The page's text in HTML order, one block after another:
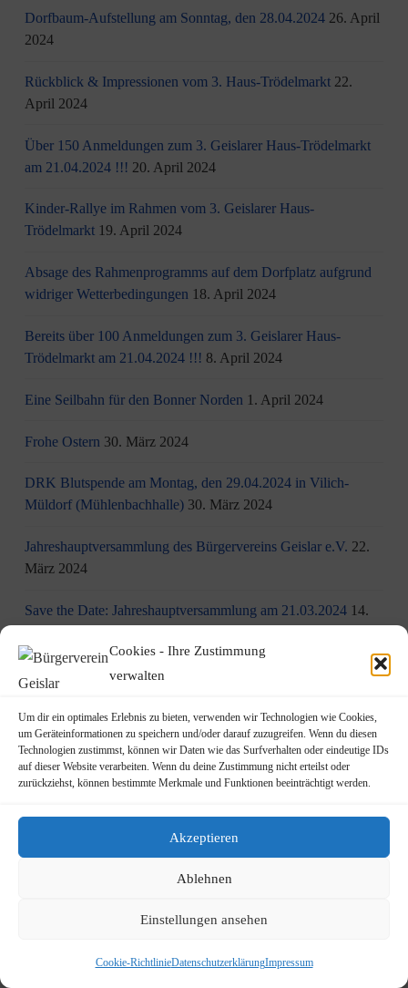
Cookies - Ihre Zustimmung
verwalten
Um dir ein optimales Erlebnis zu bieten, verwenden wir Technologien wie Cookies,
um Geräteinformationen zu speichern und/oder darauf zuzugreifen. Wenn du diesen
Technologien zustimmst, können wir Daten wie das Surfverhalten oder eindeutige IDs
auf dieser Website verarbeiten. Wenn du deine Zustimmung nicht erteilst oder
zurückziehst, können bestimmte Merkmale und Funktionen beeinträchtigt werden.
Akzeptieren
Ablehnen
Einstellungen ansehen
Cookie-RichtlinieDatenschutzerklärungImpressum
Dorfbaum-Aufstellung am Sonntag, den 28.04.2024 26. April
2024
Rückblick & Impressionen vom 3. Haus-Trödelmarkt 22.
April 2024
Über 150 Anmeldungen zum 3. Geislarer Haus-Trödelmarkt
am 21.04.2024 !!! 20. April 2024
Kinder-Rallye im Rahmen vom 3. Geislarer Haus-
Trödelmarkt 19. April 2024
Absage des Rahmenprogramms auf dem Dorfplatz aufgrund
widriger Wetterbedingungen 18. April 2024
Bereits über 100 Anmeldungen zum 3. Geislarer Haus-
Trödelmarkt am 21.04.2024 !!! 8. April 2024
Eine Seilbahn für den Bonner Norden 1. April 2024
Frohe Ostern 30. März 2024
DRK Blutspende am Montag, den 29.04.2024 in Vilich-
Müldorf (Mühlenbachhalle) 30. März 2024
Jahreshauptversammlung des Bürgervereins Geislar e.V. 22.
März 2024
Save the Date: Jahreshauptversammlung am 21.03.2024 14.
Online-Anmeldung für den Haus-Trödelmarkt 2024 ab sofort
DRK Blutspende am Freitag, den 01.03.2024 in Beuel
(Brückenforum)
21. Februar 2024
2. Februar 2024
Geislarer Frühjahrsputz am 17.02.2024 – 10:00Uhr